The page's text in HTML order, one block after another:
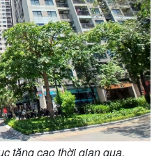
tăng cao thời gian qua.